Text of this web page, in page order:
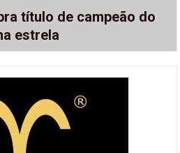
título de campeão do
estrela